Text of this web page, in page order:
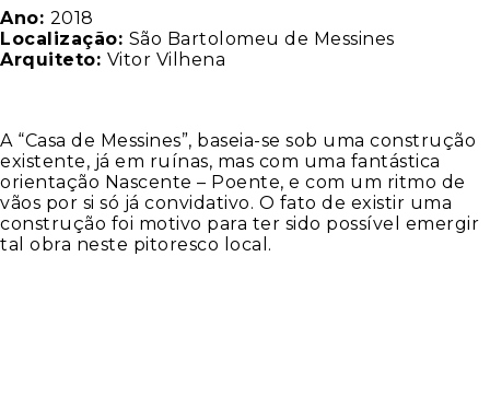
Ano: 2018
Localização: São Bartolomeu de Messines
Arquiteto: Vitor Vilhena
A “Casa de Messines”, baseia-se sob uma construção
existente, já em ruínas, mas com uma fantástica
orientação Nascente – Poente, e com um ritmo de
vãos por si só já convidativo. O fato de existir uma
construção foi motivo para ter sido possível emergir
tal obra neste pitoresco local.